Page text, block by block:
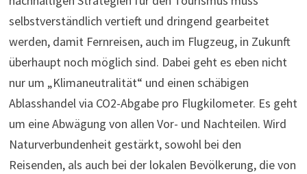
selbstverständlich vertieft und dringend gearbeitet
werden, damit Fernreisen, auch im Flugzeug, in Zukunft
überhaupt noch möglich sind. Dabei geht es eben nicht
nur um „Klimaneutralität“ und einen schäbigen
Ablasshandel via CO2-Abgabe pro Flugkilometer. Es geht
um eine Abwägung von allen Vor- und Nachteilen. Wird
Naturverbundenheit gestärkt, sowohl bei den
Reisenden, als auch bei der lokalen Bevölkerung, die von